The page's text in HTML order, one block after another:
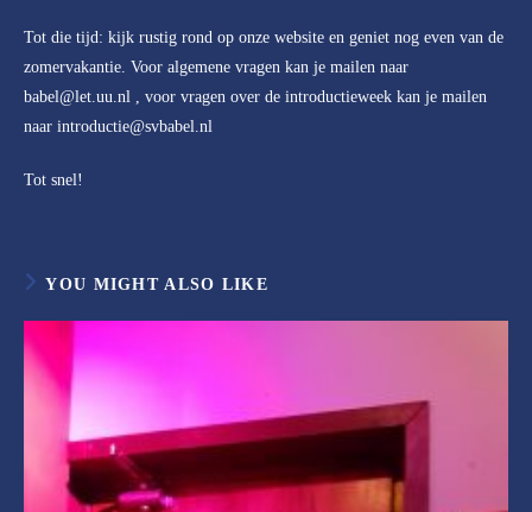
Tot die tijd: kijk rustig rond op onze website en geniet nog even van de
zomervakantie. Voor algemene vragen kan je mailen naar
babel@let.uu.nl , voor vragen over de introductieweek kan je mailen
naar introductie@svbabel.nl
Tot snel!
YOU MIGHT ALSO LIKE